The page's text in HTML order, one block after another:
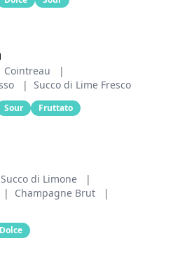
Cointreau
|
| Succo di Lime Fresco
Sour Fruttato
Succo di Limone
|
| Champagne Brut
|
Dolce